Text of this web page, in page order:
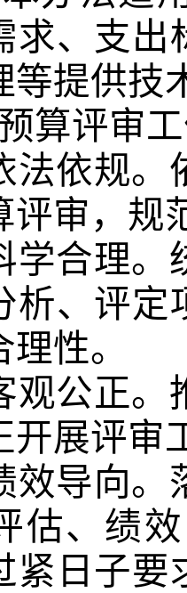
求、支出
等提供技
算评审
法依规
评审，规
学合理
析、评定
性。
观公正
开展评审
效导向
估、绩
紧日子要